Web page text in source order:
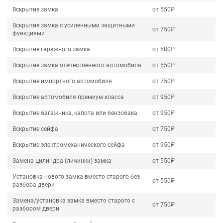
Вскрытие замка от 550₽
Вскрытие замка с усиленными защитными
функциями
от 750₽
Вскрытие гаражного замка от 580₽
Вскрытие замка отечественного автомобиля от 550₽
Вскрытие импортного автомобиля от 750₽
Вскрытие автомобиля премиум класса от 950₽
Вскрытие багажника, капота или бензобака от 950₽
Вскрытие сейфа от 750₽
Вскрытие электромеханического сейфа от 950₽
Замена цилиндра (личинки) замка от 550₽
Установка нового замка вместо старого без
разбора двери
от 550₽
Замена/установка замка вместо старого с
разбором двери
от 750₽